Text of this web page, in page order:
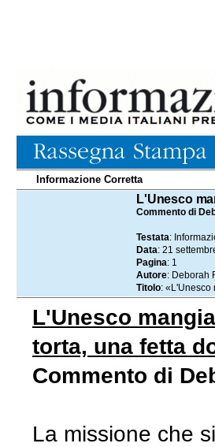
Informazione Corretta
L'Unesco
Commento di
Testata:
Data: 21
Pagina: 1
Autore: Deborah
Titolo: «L'Unesco
L'Unesco
torta, una fetta
Commento di
La missione che